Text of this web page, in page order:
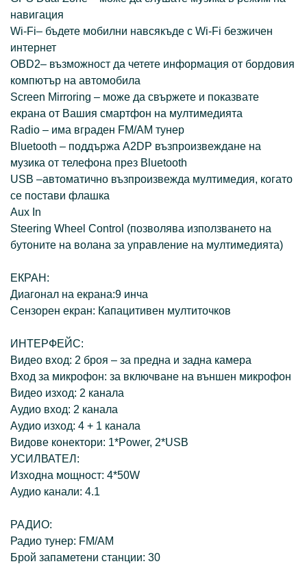
навигация
Wi-Fi– бъдете мобилни навсякъде с Wi-Fi безжичен
интернет
OBD2– възможност да четете информация от бордовия
компютър на автомобила
Screen Mirroring – може да свържете и показвате
екрана от Вашия смартфон на мултимедията
Radio – има вграден FM/AM тунер
Bluetooth – поддържа A2DP възпроизвеждане на
музика от телефона през Bluetooth
USB –автоматично възпроизвежда мултимедия, когато
се постави флашка
Aux In
Steering Wheel Control (позволява използването на
бутоните на волана за управление на мултимедията)
ЕКРАН:
Диагонал на екрана:9 инча
Сензорен екран: Капацитивен мултиточков
ИНТЕРФЕЙС:
Видео вход: 2 броя – за предна и задна камера
Вход за микрофон: за включване на външен микрофон
Видео изход: 2 канала
Аудио вход: 2 канала
Аудио изход: 4 + 1 канала
Видове конектори: 1*Power, 2*USB
УСИЛВАТЕЛ:
Изходна мощност: 4*50W
Аудио канали: 4.1
РАДИО:
Радио тунер: FM/AM
Брой запаметени станции: 30